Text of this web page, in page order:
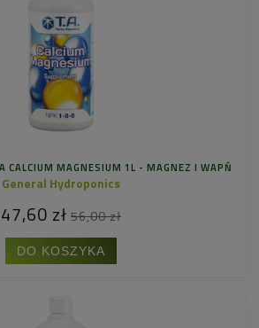
CALCIUM MAGNESIUM 1L - MAGNEZ I WAPŃ
General Hydroponics
47,60 zł 56,00 zł
DO KOSZYKA